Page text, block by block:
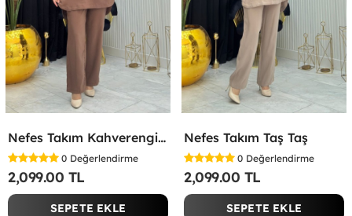
Nefes Takım Kahverengi Kahverengi
0 Değerlendirme
2,099.00 TL
SEPETE EKLE
Nefes Takım Taş Taş
0 Değerlendirme
2,099.00 TL
SEPETE EKLE